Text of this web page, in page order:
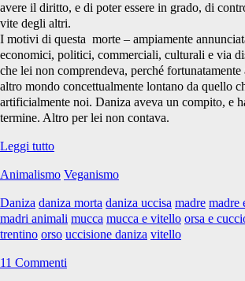
avere il diritto, e di poter essere in grado, di
vite degli altri.
I motivi di questa morte – ampiamente
economici, politici, commerciali, culturali e via
che lei non comprendeva, perché fortunatamente
altro mondo concettualmente lontano da quello
artificialmente noi. Daniza aveva un compito, e
termine. Altro per lei non contava.
Leggi tuttoDaniza
le
madri
Animalismo Veganismo
Daniza daniza morta daniza uccisa madre madre
madri animali mucca mucca e vitello orsa e
trentino orso uccisione daniza vitello
11 Commenti